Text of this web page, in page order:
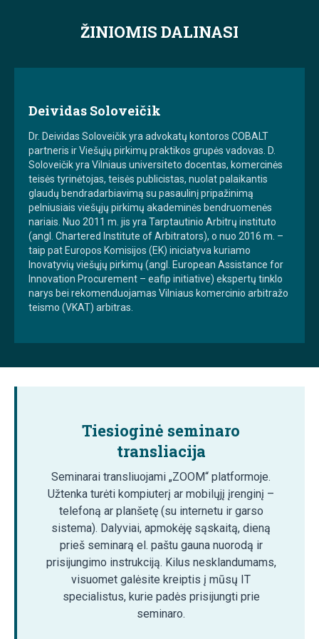
ŽINIOMIS DALINASI
Deividas Soloveičik
Dr. Deividas Soloveičik yra advokatų kontoros COBALT
partneris ir Viešųjų pirkimų praktikos grupės vadovas. D.
Soloveičik yra Vilniaus universiteto docentas, komercinės
teisės tyrinėtojas, teisės publicistas, nuolat palaikantis
glaudų bendradarbiavimą su pasaulinį pripažinimą
pelniusiais viešųjų pirkimų akademinės bendruomenės
nariais. Nuo 2011 m. jis yra Tarptautinio Arbitrų instituto
(angl. Chartered Institute of Arbitrators), o nuo 2016 m. –
taip pat Europos Komisijos (EK) iniciatyva kuriamo
Inovatyvių viešųjų pirkimų (angl. European Assistance for
Innovation Procurement – eafip initiative) ekspertų tinklo
narys bei rekomenduojamas Vilniaus komercinio arbitražo
teismo (VKAT) arbitras.
Tiesioginė seminaro
transliacija
Seminarai transliuojami „ZOOM“ platformoje.
Užtenka turėti kompiuterį ar mobilųjį įrenginį –
telefoną ar planšetę (su internetu ir garso
sistema). Dalyviai, apmokėję sąskaitą, dieną
prieš seminarą el. paštu gauna nuorodą ir
prisijungimo instrukciją. Kilus nesklandumams,
visuomet galėsite kreiptis į mūsų IT
specialistus, kurie padės prisijungti prie
seminaro.